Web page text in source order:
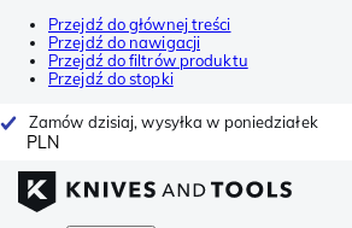
Przejdź do głównej treści
Przejdź do nawigacji
Przejdź do filtrów produktu
Przejdź do stopki
Zamów dzisiaj, wysyłka w poniedziałek
PLN